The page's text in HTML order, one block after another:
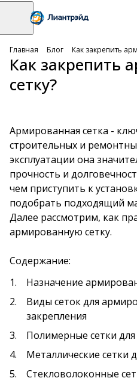
Главная Блог Как закрепить
Как закрепить
сетку?
Армированная сетка -
строительных и
эксплуатации она
прочность и
чем приступить к
подобрать подходящий
Далее рассмотрим, как
армированную сетку.
Содержание:
Назначение
Виды сеток для
закрепления
Полимерные сетки
Металлические сетки
Стекловолоконные